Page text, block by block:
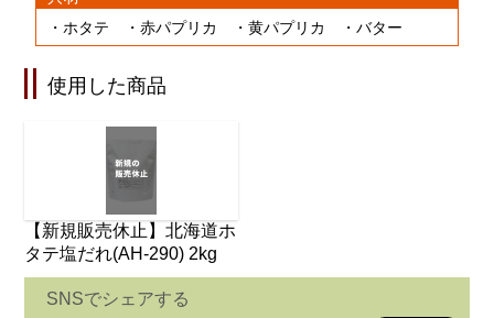
・ホタテ ・赤パプリカ ・黄パプリカ ・バター
使用した商品
【新規販売休止】北海道ホ
タテ塩だれ(AH-290) 2kg
SNSでシェアする